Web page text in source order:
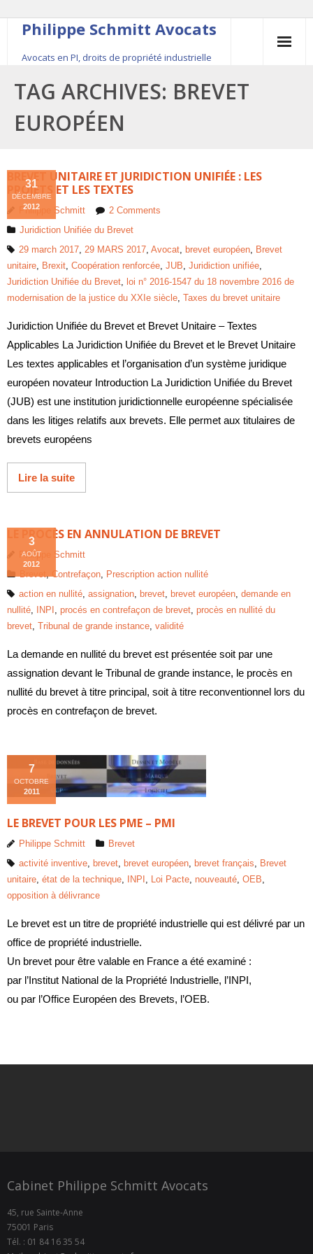
Philippe Schmitt Avocats
Avocats en PI, droits de propriété industrielle
45, rue Saint-Anne, 75001 Paris, +33 (0)1 84 16 35
54
Contact
Le fondateur
Publications
TAG ARCHIVES: BREVET
EUROPÉEN
BREVET UNITAIRE ET JURIDICTION UNIFIÉE : LES
PROJETS ET LES TEXTES
31
DÉCEMBRE
2012
Philippe Schmitt 2 Comments
Juridiction Unifiée du Brevet
29 march 2017, 29 MARS 2017, Avocat, brevet européen, Brevet
unitaire, Brexit, Coopération renforcée, JUB, Juridiction unifiée,
Juridiction Unifiée du Brevet, loi n° 2016-1547 du 18 novembre 2016 de
modernisation de la justice du XXIe siècle, Taxes du brevet unitaire
Juridiction Unifiée du Brevet et Brevet Unitaire – Textes
Applicables La Juridiction Unifiée du Brevet et le Brevet Unitaire
Les textes applicables et l’organisation d’un système juridique
européen novateur Introduction La Juridiction Unifiée du Brevet
(JUB) est une institution juridictionnelle européenne spécialisée
dans les litiges relatifs aux brevets. Elle permet aux titulaires de
brevets européens
Lire la suite
LE PROCÈS EN ANNULATION DE BREVET
3
AOÛT
2012
Philippe Schmitt
Brevet,Contrefaçon, Prescription action nullité
action en nullité, assignation, brevet, brevet européen, demande en
nullité, INPI , procés en contrefaçon de brevet, procès en nullité du
brevet, Tribunal de grande instance, validité
La demande en nullité du brevet est présentée soit par une
assignation devant le Tribunal de grande instance, le procès en
nullité du brevet à titre principal, soit à titre reconventionnel lors du
procès en contrefaçon de brevet.
LE BREVET POUR LES PME – PMI
7
OCTOBRE
2011
Philippe Schmitt
Brevet
activité inventive
brevet brevet européen brevet français
Brevet
unitaire état de la technique INPI Loi Pacte nouveauté OEB
opposition à délivrance
Le brevet est un titre de propriété industrielle qui est délivré par un
office de propriété industrielle.
Un brevet pour être valable en France a été examiné :
par l’Institut National de la Propriété Industrielle, l’INPI,
ou par l’Office Européen des Brevets, l’OEB.
Cabinet Philippe Schmitt Avocats
45, rue Sainte-Anne
75001 Paris
Tél. : 01 84 16 35 54